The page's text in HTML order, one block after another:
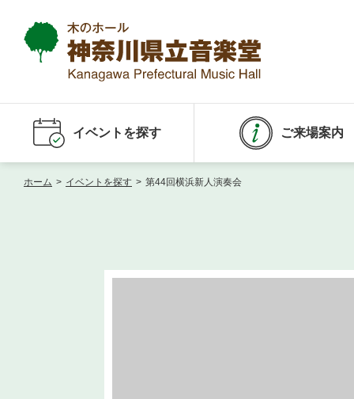
イベントを探す ご来場案内
ホーム > イベントを探す > 第44回横浜新人演奏会